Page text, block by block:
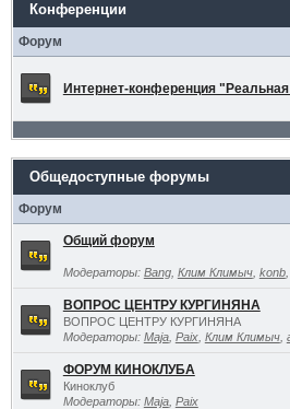
Конференции
Форум
Интернет-конференция
Общедоступные форумы
Форум
Общий форум
Модераторы: Bang, Клим Климыч, konb,
ВОПРОС ЦЕНТРУ КУРГИНЯНА
ВОПРОС ЦЕНТРУ КУРГИНЯНА
Модераторы: Maja, Paix, Клим Климыч,
ФОРУМ КИНОКЛУБА
Киноклуб
Модераторы: Maja, Paix